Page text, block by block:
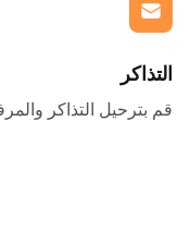
التذاكر
قم بترحيل التذاكر